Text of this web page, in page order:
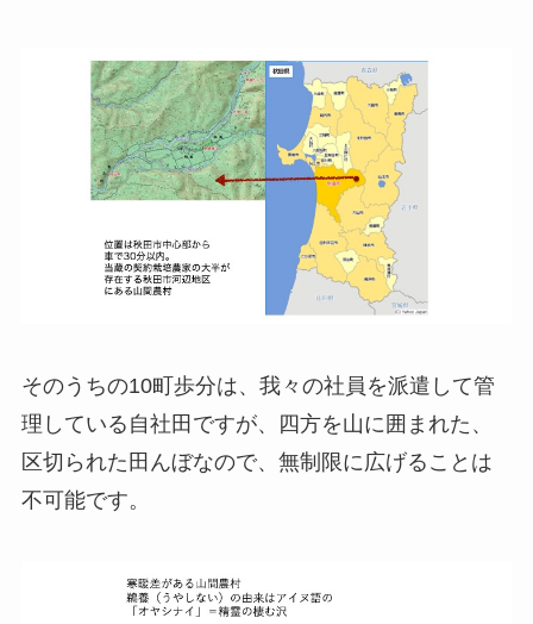
そのうちの10町歩分は、我々の社員を派遣して管
理している自社田ですが、四方を山に囲まれた、
区切られた田んぼなので、無制限に広げることは
不可能です。